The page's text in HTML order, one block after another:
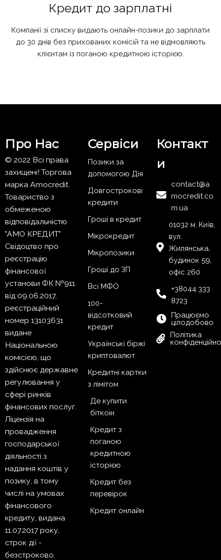
Кредит до зарплатні
Компанії зі списку видають онлайн-позики до зарплати
до 30 днів без прихованих комісій та не відмовляють
клієнтам із поганою кредитною історією.
Про Нас
© 2022 Всі права
захищені! Торгова
марка Amocredit.
Товариство з
обмеженою
відповідальністю
"АМО КРЕДИТ"
Свідоцтво про
реєстрацію
фінансової
установи ФК №911
від 09.06.2017,
реєстраційний
номер 13103631
видане
Національною
комісією, що
здійснює державне
регулювання у
сфері ринків
фінансових послуг.
Ліцензія на
провадження
господарської
діяльності з
надання коштів у
позику, в тому
числі на умовах
фінансового
кредиту, видана
11.07.2017 року,
строк дії -
безстроково.
Сервіси
Позики за
допомогою Дія
Довгострокові
кредити
Гроші в кредит
Мікрокредит
Мікропозики
Гроші до ЗП
Всі МФО
100-
відсотковий
кредит
Українські біржі
криптовалют
Кредитні картки
з лімітом
Де купити
біткоін
Кредит з
поганою
кредитною
історією
Кредит без
перевірок
Кредит онлайн
Контакт
и
contact@a
mocredit.co
m.ua
01032 м. Київ,
вул.
Жилянська,
будинок 59,
офіс 260
+38044 333
8723
Працюємо
цілодобово
Політика